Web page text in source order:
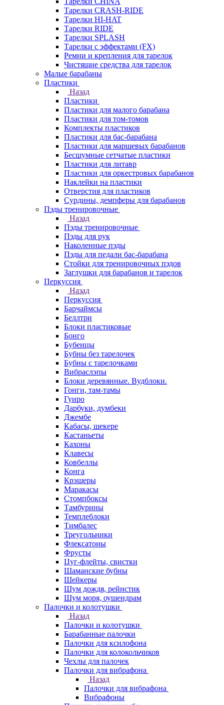
Тарелки CRASH-RIDE
Тарелки HI-HAT
Тарелки RIDE
Тарелки SPLASH
Тарелки с эффектами (FX)
Ремни и крепления для тарелок
Чистящие средства для тарелок
Малые барабаны
Пластики
Назад
Пластики
Пластики для малого барабана
Пластики для том-томов
Комплекты пластиков
Пластики для бас-барабана
Пластики для маршевых барабанов
Бесшумные сетчатые пластики
Пластики для литавр
Пластики для оркестровых барабанов
Наклейки на пластики
Отверстия для пластиков
Сурдины, демпферы для барабанов
Пэды тренировочные
Назад
Пэды тренировочные
Пэды для рук
Наколенные пэды
Пэды для педали бас-барабана
Стойки для тренировочных пэдов
Заглушки для барабанов и тарелок
Перкуссия
Назад
Перкуссия
Барчаймсы
Беллтри
Блоки пластиковые
Бонго
Бубенцы
Бубны без тарелочек
Бубны с тарелочками
Вибраслэпы
Блоки деревянные. Вудблоки.
Гонги, там-тамы
Гуиро
Дарбуки, думбеки
Джембе
Кабасы, шекере
Кастаньеты
Кахоны
Клавесы
Ковбеллы
Конга
Крэшеры
Маракасы
Стомпбоксы
Тамбурины
Темплеблоки
Тимбалес
Треугольники
Флексатоны
Фрусты
Цуг-флейты, свистки
Шаманские бубны
Шейкеры
Шум дождя, рейнстик
Шум моря, оушендрам
Палочки и колотушки
Назад
Палочки и колотушки
Барабанные палочки
Палочки для ксилофона
Палочки для колокольчиков
Чехлы для палочек
Палочки для вибрафона
Назад
Палочки для вибрафона
Вибрафоны